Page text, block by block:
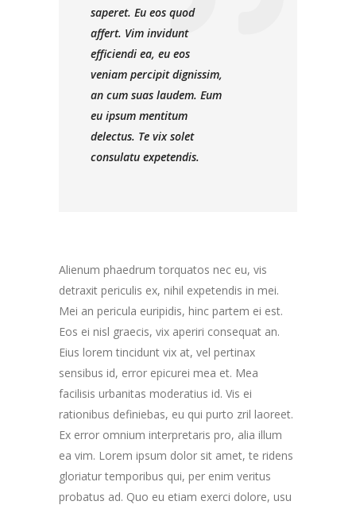
saperet. Eu eos quod
affert. Vim invidunt
efficiendi ea, eu eos
veniam percipit dignissim,
an cum suas laudem. Eum
eu ipsum mentitum
delectus. Te vix solet
consulatu expetendis.
Alienum phaedrum torquatos nec eu, vis
detraxit periculis ex, nihil expetendis in mei.
Mei an pericula euripidis, hinc partem ei est.
Eos ei nisl graecis, vix aperiri consequat an.
Eius lorem tincidunt vix at, vel pertinax
sensibus id, error epicurei mea et. Mea
facilisis urbanitas moderatius id. Vis ei
rationibus definiebas, eu qui purto zril laoreet.
Ex error omnium interpretaris pro, alia illum
ea vim. Lorem ipsum dolor sit amet, te ridens
gloriatur temporibus qui, per enim veritus
probatus ad. Quo eu etiam exerci dolore, usu